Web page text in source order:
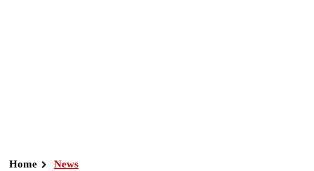
Home News